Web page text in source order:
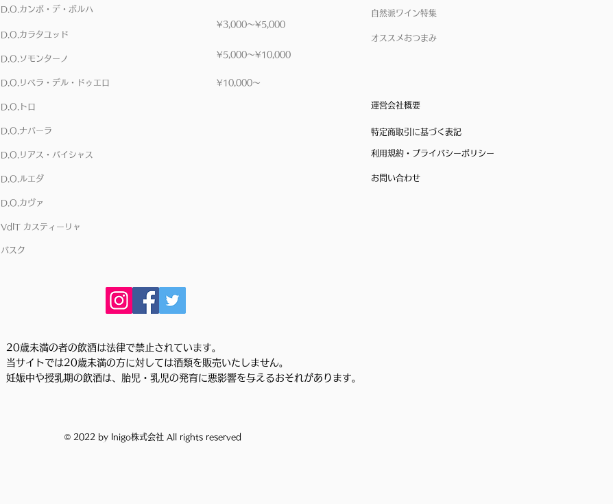
D.O.カンポ・デ・ボルハ
D.O.カラタユッド
​¥3,000～¥5,000
D.O.ソモンターノ ​¥5,000～¥10,000
D.O.リベラ・デル・ドゥエロ ​¥10,000～
D.O.トロ
D.O.ナバーラ
自然派ワイン特集
オススメおつまみ
特定商取引に基づく表記
D.O.リアス・バイシャス
D.O.ルエダ
D.O.カヴァ
VdIT カスティーリャ
バスク
20歳未満の者の飲酒は法律で禁止されています。
当サイトでは20歳未満の方に対しては酒類を販売いたしません。
妊娠中や授乳期の飲酒は、胎児・乳児の発育に悪影響を与えるおそれがあります。
© 2022 by Inigo株式会社 All rights reserved
運営会社概要
お問い合わせ
利用規約・プライバシーポリシー